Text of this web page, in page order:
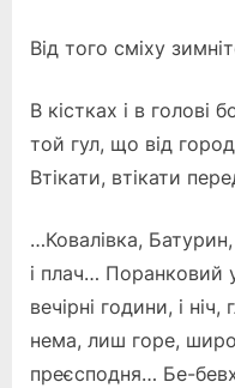
Від того сміху
В кістках і в голові
той гул, що від
Втікати, втікати
…Ковалівка,
і плач… Поранковий
вечірні години, і ніч,
нема, лиш горе,
преєсподня… Бе-